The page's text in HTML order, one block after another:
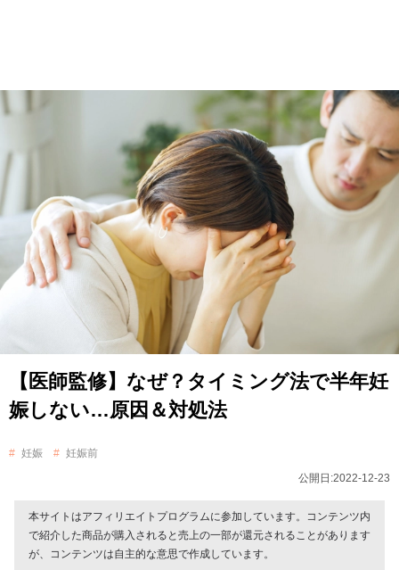
【医師監修】なぜ？タイミング法で半年妊
娠しない…原因＆対処法
妊娠
妊娠前
公開日:2022-12-23
本サイトはアフィリエイトプログラムに参加しています。コンテンツ内
で紹介した商品が購入されると売上の一部が還元されることがあります
が、コンテンツは自主的な意思で作成しています。